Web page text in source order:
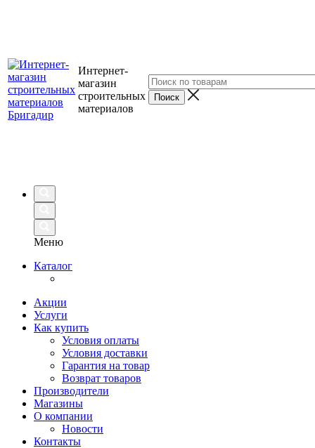
Интернет-
магазин
строительных
материалов
Меню
Каталог
Акции
Услуги
Как купить
Условия оплаты
Условия доставки
Гарантия на товар
Возврат товаров
Производители
Магазины
О компании
Новости
Контакты